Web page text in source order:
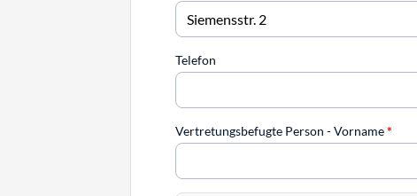
Telefon
Vertretungsbefugte Person - Vorname*